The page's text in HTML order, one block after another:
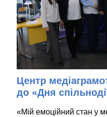
Центр
до «Дня
«Мій емоційний стан у